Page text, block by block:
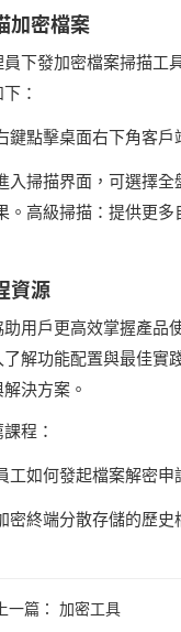
加密檔案
員下發加密檔案掃描工
：
鍵點擊桌面右下角客戶
入掃描界面，可選擇
。高級掃描：提供更
資源
助用戶更高效掌握產品
了解功能配置與最佳實
決方案。
程：
工如何發起檔案解密申
密終端分散存儲的歷史
上一篇： 加密工具